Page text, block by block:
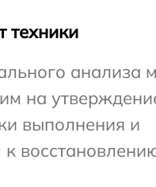
техники
анализа
на
выполнения и
к